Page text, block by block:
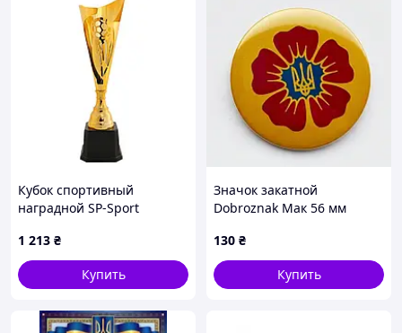
Кубок спортивный
наградной SP-Sport
1 213 ₴
Купить
Значок закатной
Dobroznak Мак 56 мм
130 ₴
Купить